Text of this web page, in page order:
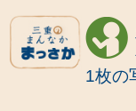
1枚の